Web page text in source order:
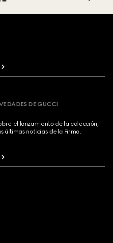
DE GUCCI
el lanzamiento de la colección,
últimas noticias de la Firma.